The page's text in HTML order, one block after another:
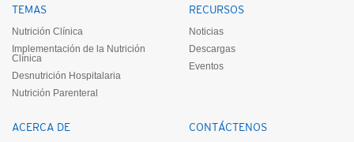
TEMAS
Nutrición Clínica
Implementación de la Nutrición
Clínica
Desnutrición Hospitalaria
Nutrición Parenteral
RECURSOS
Noticias
Descargas
Eventos
ACERCA DE CONTÁCTENOS